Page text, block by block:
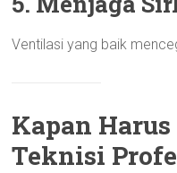
Ventilasi yang baik
Kapan
Teknisi